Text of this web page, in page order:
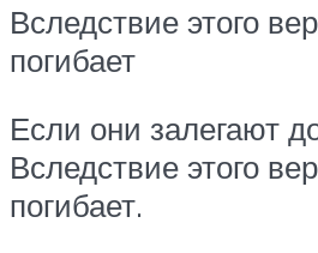
Вследствие этого
погибает
Если они залегают
Вследствие этого
погибает.